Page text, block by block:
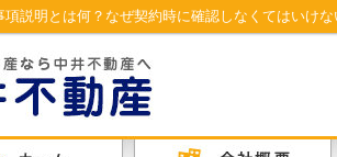
項説明とは何？なぜ契約時に確認しなくてはいけ